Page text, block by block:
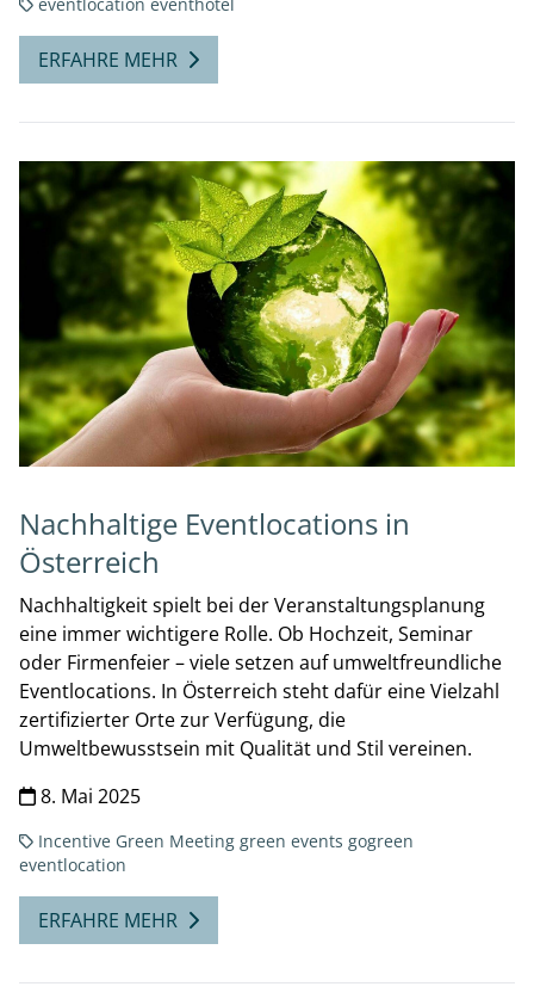
ERFAHRE MEHR
Nachhaltige Eventlocations in
Österreich
Nachhaltigkeit spielt bei der Veranstaltungsplanung
eine immer wichtigere Rolle. Ob Hochzeit, Seminar
oder Firmenfeier – viele setzen auf umweltfreundliche
Eventlocations. In Österreich steht dafür eine Vielzahl
zertifizierter Orte zur Verfügung, die
Umweltbewusstsein mit Qualität und Stil vereinen.
8. Mai 2025
Incentive Green Meeting green events gogreen
eventlocation
ERFAHRE MEHR